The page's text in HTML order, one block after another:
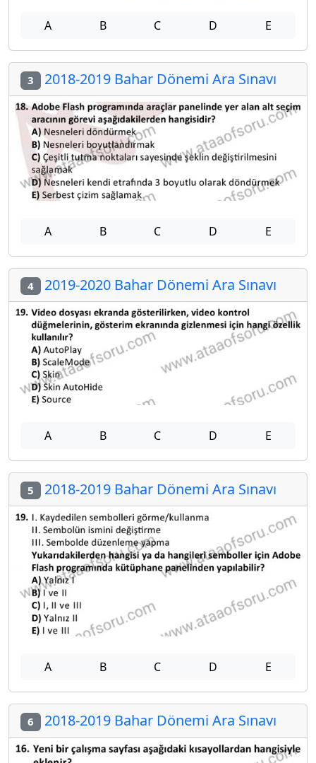
A B C D E
3 2018-2019 Bahar Dönemi Ara Sınavı
A B C D E
4 2019-2020 Bahar Dönemi Ara Sınavı
A B C D E
5 2018-2019 Bahar Dönemi Ara Sınavı
A B C D E
6 2018-2019 Bahar Dönemi Ara Sınavı